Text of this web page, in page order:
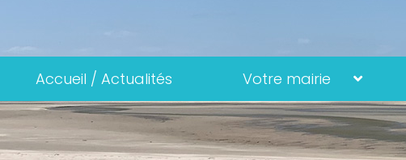
Accueil / Actualités Votre mairie